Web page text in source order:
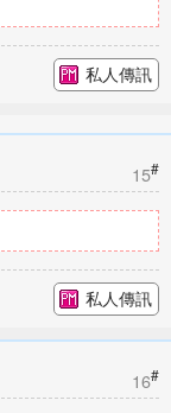
私人傳訊
15#
私人傳訊
16#